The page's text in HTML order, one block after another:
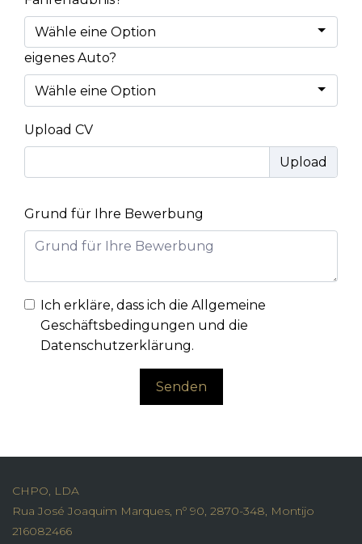
eigenes Auto?
Upload CV
Grund für Ihre Bewerbung
Ich erkläre, dass ich die Allgemeine
Geschäftsbedingungen und die
Datenschutzerklärung.
Senden
CHPO, LDA
Rua José Joaquim Marques, nº 90, 2870-348, Montijo
216082466